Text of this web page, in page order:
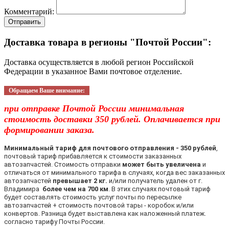
Комментарий:
Отправить
Доставка товара в регионы "Почтой России":
Доставка осуществляется в любой регион Российской
Федерации в указанное Вами почтовое отделение.
Обращаем Ваше внимание:
при отправке Почтой России минимальная
стоимость доставки 350 рублей. Оплачивается при
формировании заказа.
Минимальный тариф для почтового отправления - 350 рублей
почтовый тариф прибавляется к стоимости заказанных
автозапчастей. Стоимость отправки может быть увеличена и
отличаться от минимального тарифа в случаях, когда вес заказанных
автозапчастей превышает 2 кг. и/или получатель удален от г.
Владимира более чем на 700 км . В этих случаях почтовый тариф
будет составлять стоимость услуг почты по пересылке
автозапчастей + стоимость почтовой тары - коробок и/или
конвертов. Разница будет выставлена как наложенный платеж.
согласно тарифу Почты России.